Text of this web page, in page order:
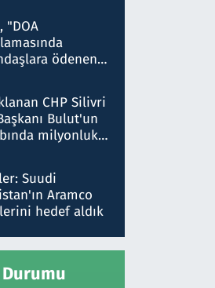
"DOA
ödenen
iddiasını
CHP Silivri
Bulut'un
milyonluk
verdi, ben
Suudi
Aramco
hedef aldık